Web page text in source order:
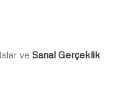
ve Sanal Gerçeklik